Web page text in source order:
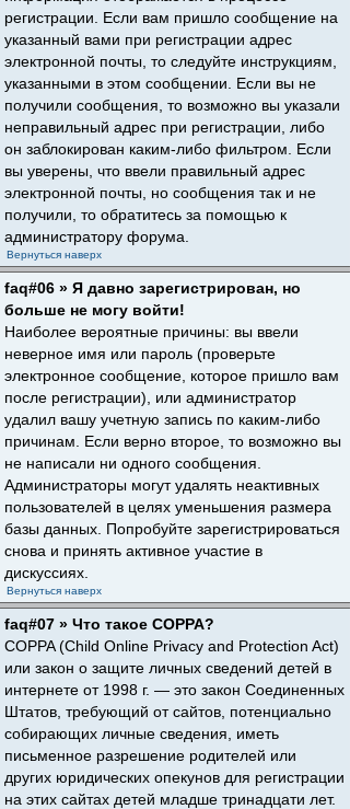
регистрации. Если вам пришло сообщение на
указанный вами при регистрации адрес
электронной почты, то следуйте инструкциям,
указанными в этом сообщении. Если вы не
получили сообщения, то возможно вы указали
неправильный адрес при регистрации, либо
он заблокирован каким-либо фильтром. Если
вы уверены, что ввели правильный адрес
электронной почты, но сообщения так и не
получили, то обратитесь за помощью к
администратору форума.
Вернуться наверх
faq#06 » Я давно зарегистрирован, но
больше не могу войти!
Наиболее вероятные причины: вы ввели
неверное имя или пароль (проверьте
электронное сообщение, которое пришло вам
после регистрации), или администратор
удалил вашу учетную запись по каким-либо
причинам. Если верно второе, то возможно вы
не написали ни одного сообщения.
Администраторы могут удалять неактивных
пользователей в целях уменьшения размера
базы данных. Попробуйте зарегистрироваться
снова и принять активное участие в
дискуссиях.
Вернуться наверх
faq#07 » Что такое COPPA?
COPPA (Child Online Privacy and Protection Act)
или закон о защите личных сведений детей в
интернете от 1998 г. — это закон Соединенных
Штатов, требующий от сайтов, потенциально
собирающих личные сведения, иметь
письменное разрешение родителей или
других юридических опекунов для регистрации
на этих сайтах детей младше тринадцати лет.